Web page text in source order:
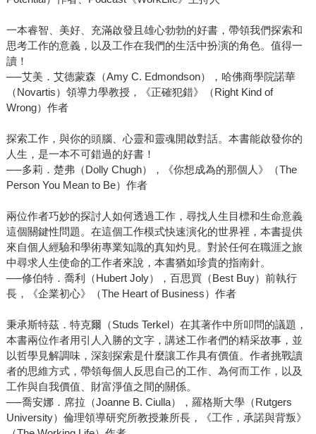
一本睿智、美好、充滿啟發且雄心勃勃的好書，帶領我們探索和
思考工作的意義，以及工作在我們的生活中扮演的角色。值得一
讀！
──艾美．艾德蒙森（Amy C. Edmondson），哈佛商學院諾華
（Novartis）領導力學教授，《正確犯錯》（Right Kind of
Wrong）作者
探索工作，與你的頭腦、心靈和靈魂開啟對話。本書能啟發你的
人生，是一本不可錯過的好書！
──多莉．楚弗（Dolly Chugh），《你想成為的那個人》（The
Person You Mean to Be）作者
兩位作者巧妙的探討人如何透過工作，尋找人生目標和生命意義
這個關鍵性問題。在這個工作模式快速演化的世界裡，本書提供
來自個人經驗和學術專業知識的真知灼見。對於任何在職涯之旅
中尋求人生使命的工作者來說，本書猶如珍貴的指南針。
──修伯特．喬利（Hubert Joly），百思買（Best Buy）前執行
長，《企業初心》（The Heart of Business）作者
秉承斯特茲．特克爾（Studs Terkel）在其著作中所叩問的議題，
本書兩位作者用引人入勝的文字，講述工作者們的精采故事，並
以哲學見解調味，深刻探索是什麼讓工作具有價值。作者挑戰讀
者的思維方式，帶領每個人反思自己的工作、為何而工作，以及
工作與自我價值、財富淨值之間的關係。
──喬安娜．席拉（Joanne B. Ciulla），羅格斯大學（Rutgers
University）倫理領導研究所教授兼所長，《工作，承諾與背叛》